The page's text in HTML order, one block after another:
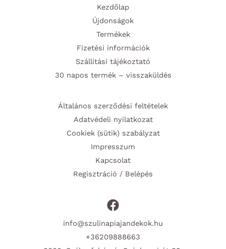
Kezdőlap
Újdonságok
Termékek
Fizetési információk
Szállítási tájékoztató
30 napos termék – visszaküldés
Általános szerződési feltételek
Adatvédeli nyilatkozat
Cookiek (sütik) szabályzat
Impresszum
Kapcsolat
Regisztráció / Belépés
info@szulinapiajandekok.hu
+36209888663